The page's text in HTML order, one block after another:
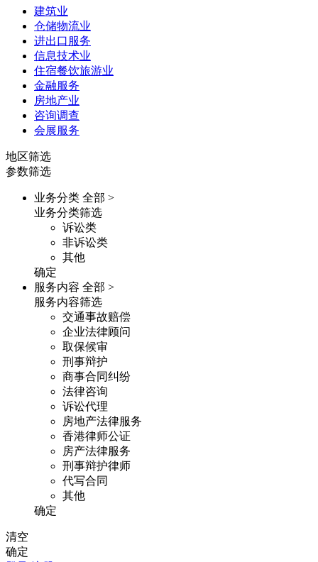
建筑业
仓储物流业
进出口服务
信息技术业
住宿餐饮旅游业
金融服务
房地产业
咨询调查
会展服务
地区筛选
参数筛选
业务分类 全部 >
业务分类筛选
诉讼类
非诉讼类
其他
确定
服务内容 全部 >
服务内容筛选
交通事故赔偿
企业法律顾问
取保候审
刑事辩护
商事合同纠纷
法律咨询
诉讼代理
房地产法律服务
香港律师公证
房产法律服务
刑事辩护律师
代写合同
其他
确定
清空
确定